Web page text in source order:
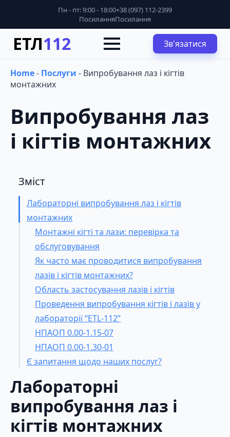
Пн - пт: 9:00 - 18:00+38 (097) 112-2399
ПосиланняПосилання
ЕТЛ112 Зв'язатися
Home- Послуги - Випробування лаз і кігтів
монтажних
Випробування лаз
і кігтів монтажних
Зміст
Лабораторні випробування лаз і кігтів
монтажних
Монтажні кігті та лази: перевірка та
обслуговування
Як часто має проводитися випробування
лазів і кігтів монтажних?
Область застосування лазів і кігтів
Проведення випробування кігтів і лазів у
лабораторії “ETL-112”
НПАОП 0.00‑1.15‑07
НПАОП 0.00‑1.30‑01
Є запитання щодо наших послуг?
Лабораторні
випробування лаз і
кігтів монтажних